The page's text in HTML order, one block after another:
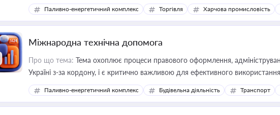
Паливно-енергетичний комплекс Торгівля Харчова промисловість
Міжнародна технічна допомога
Про що тема: Тема охоплює процеси правового оформлення,
Україні з-за кордону, і є критично важливою для ефективного
інфраструктурних проєктів
Паливно-енергетичний комплекс Будівельна діяльність Транспорт